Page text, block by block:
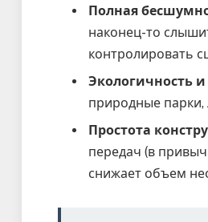
Полная
наконец-то
контролировать
Экологичность и
природные парки,
Простота
передач (в
снижает объем